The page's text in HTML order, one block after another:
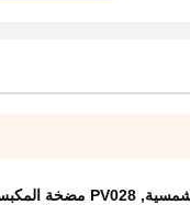
, PV028 مضخة المكبس المحوري المتغيرة